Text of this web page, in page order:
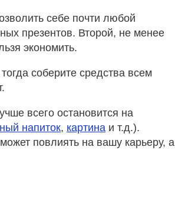
себе почти любой
презентов. Второй, не менее
экономить.
соберите средства всем
всего остановится на
напиток, картина и т.д.).
повлиять на вашу карьеру, а